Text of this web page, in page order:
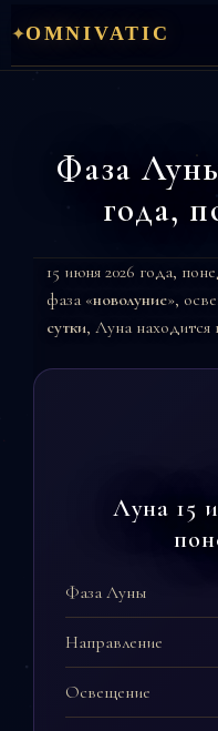
✦OMNIVATIC
Фаза
года,
15 июня 2026 года,
фаза «новолуние»,
сутки, Луна находится
Луна 15
Фаза Луны
Направление
Освещение